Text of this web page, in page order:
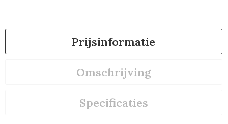
Prijsinformatie
Omschrijving
Specificaties